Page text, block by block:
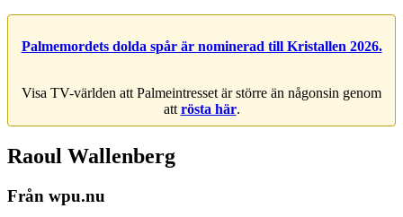
Palmemordets dolda spår är nominerad till Kristallen 2026.
Visa TV-världen att Palmeintresset är större än någonsin genom
att rösta här.
Raoul Wallenberg
Från wpu.nu